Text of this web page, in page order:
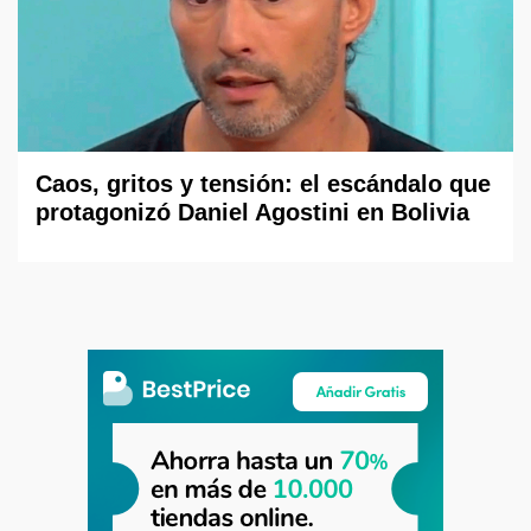
Caos, gritos y tensión: el escándalo que
protagonizó Daniel Agostini en Bolivia